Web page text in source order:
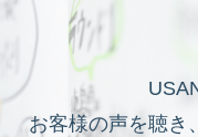
お客様の声を聴き